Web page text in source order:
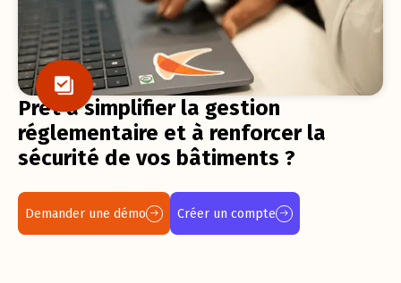
Prêt à simplifier la gestion
réglementaire et à renforcer la
sécurité de vos bâtiments ?
Demander une démo Créer un compte